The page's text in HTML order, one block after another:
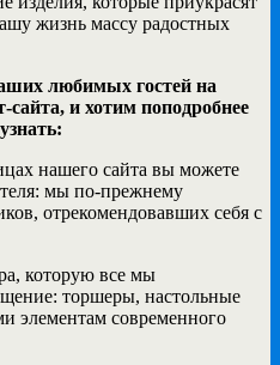
жизнь массу радостных
любимых гостей на
сайта, и хотим поподробнее
нашего сайта вы можете
мы по-прежнему
отрекомендовавших себя с
которую все мы
торшеры, настольные
элементам современного